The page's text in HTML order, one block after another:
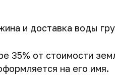
и доставка воды
35% от стоимости
на его имя.